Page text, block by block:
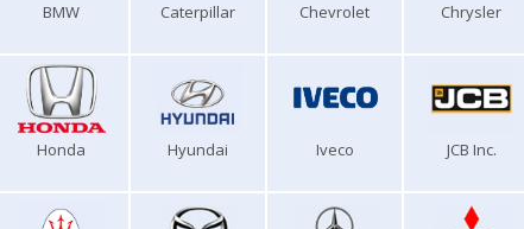
BMW Caterpillar Chevrolet Chrysler
Honda Hyundai Iveco JCB Inc.